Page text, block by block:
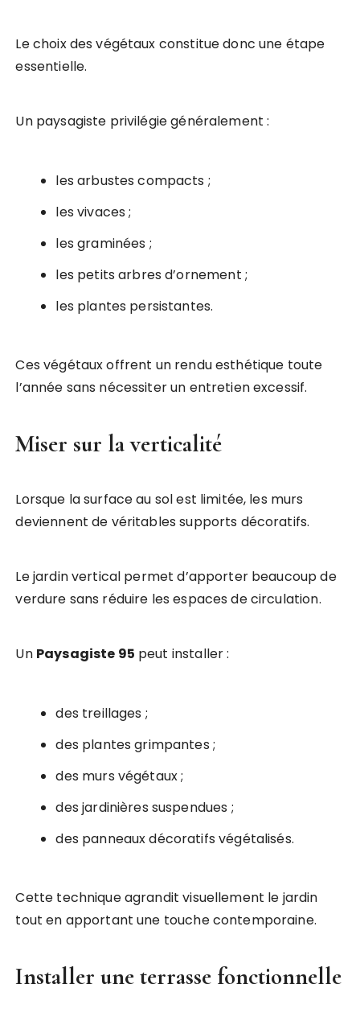
Le choix des végétaux constitue donc une étape
essentielle.
Un paysagiste privilégie généralement :
les arbustes compacts ;
les vivaces ;
les graminées ;
les petits arbres d’ornement ;
les plantes persistantes.
Ces végétaux offrent un rendu esthétique toute
l’année sans nécessiter un entretien excessif.
Miser sur la verticalité
Lorsque la surface au sol est limitée, les murs
deviennent de véritables supports décoratifs.
Le jardin vertical permet d’apporter beaucoup de
verdure sans réduire les espaces de circulation.
Un Paysagiste 95 peut installer :
des treillages ;
des plantes grimpantes ;
des murs végétaux ;
des jardinières suspendues ;
des panneaux décoratifs végétalisés.
Cette technique agrandit visuellement le jardin
tout en apportant une touche contemporaine.
Installer une terrasse fonctionnelle